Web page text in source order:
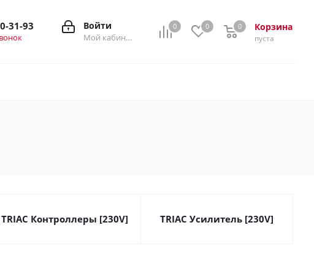
0 0 Корзина
0
пуста
0
Войти
Мой кабинет
31-93
TRIAC Контроллеры [230V] TRIAC Усилитель [230V]